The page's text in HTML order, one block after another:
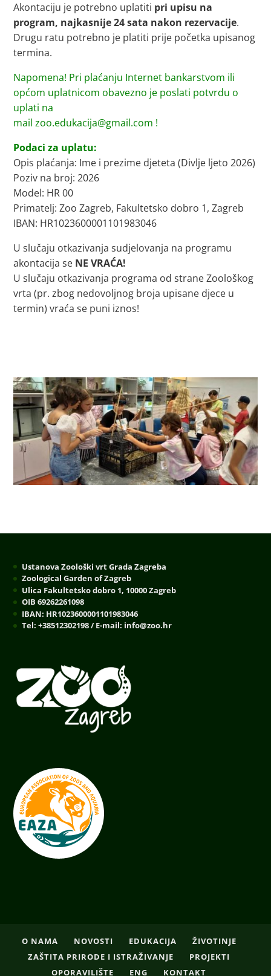
Akontaciju je potrebno uplatiti pri upisu na
program, najkasnije 24 sata nakon rezervacije.
Drugu ratu potrebno je platiti prije početka upisanog
termina.
Napomena! Pri plaćanju Internet bankarstvom ili
općom uplatnicom obavezno je poslati potvrdu o
uplati na
mail zoo.edukacija@gmail.com !
Podaci za uplatu:
Opis plaćanja: Ime i prezime djeteta (Divlje ljeto 2026)
Poziv na broj: 2026
Model: HR 00
Primatelj: Zoo Zagreb, Fakultetsko dobro 1, Zagreb
IBAN: HR1023600001101983046
U slučaju otkazivanja sudjelovanja na programu
akontacija se NE VRAĆA!
U slučaju otkazivanja programa od strane Zoološkog
vrta (pr. zbog nedovoljnog broja upisane djece u
termin) vraća se puni iznos!
Ustanova Zoološki vrt Grada Zagreba
Zoological Garden of Zagreb
Ulica Fakultetsko dobro 1, 10000 Zagreb
OIB 69262261098
IBAN: HR1023600001101983046
Tel: +38512302198 / E-mail: info@zoo.hr
O NAMA NOVOSTI EDUKACIJA
ŽIVOTINJE
ZAŠTITA PRIRODE I ISTRAŽIVANJE
PROJEKTI
OPORAVILIŠTE
ENG KONTAKT